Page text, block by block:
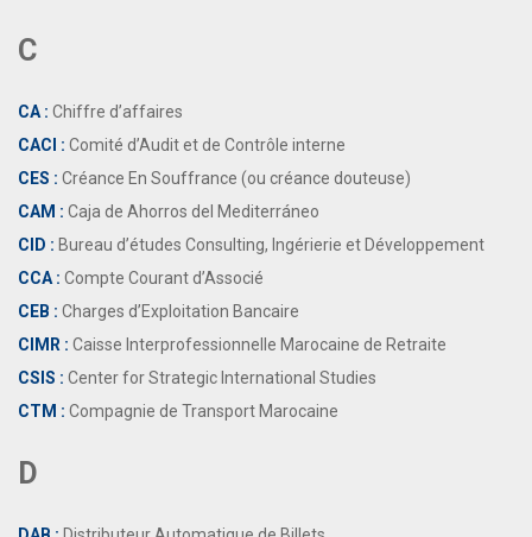
C
CA : Chiffre d’affaires
CACI : Comité d’Audit et de Contrôle interne
CES : Créance En Souffrance (ou créance douteuse)
CAM : Caja de Ahorros del Mediterráneo
CID : Bureau d’études Consulting, Ingérierie et Développement
CCA : Compte Courant d’Associé
CEB : Charges d’Exploitation Bancaire
CIMR : Caisse Interprofessionnelle Marocaine de Retraite
CSIS : Center for Strategic International Studies
CTM : Compagnie de Transport Marocaine
D